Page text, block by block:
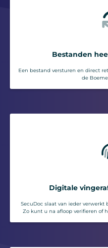
Bestanden
Een bestand versturen en direct
de
Digitale
SecuDoc slaat van ieder
Zo kunt u na afloop verifieren of